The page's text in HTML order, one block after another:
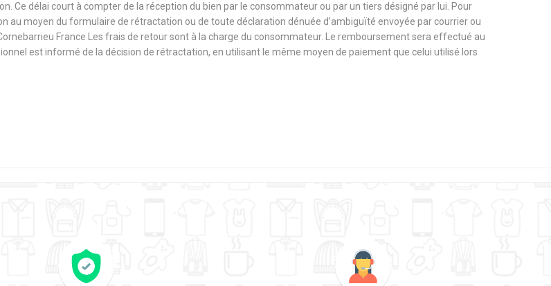
Ce délai court à compter de la réception du bien par le consommateur ou par un tiers désigné par lui. Pour
au moyen du formulaire de rétractation ou de toute déclaration dénuée d’ambiguïté envoyée par courrier ou
France Les frais de retour sont à la charge du consommateur. Le remboursement sera effectué au
est informé de la décision de rétractation, en utilisant le même moyen de paiement que celui utilisé lors